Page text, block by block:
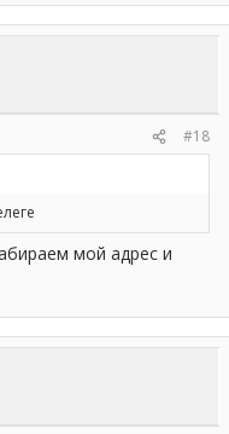
#18
мой адрес и